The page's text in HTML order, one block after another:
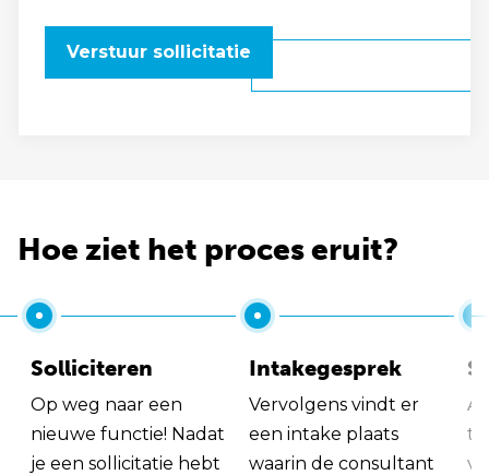
Verstuur sollicitatie
Hoe ziet het proces eruit?
Solliciteren
Op weg naar een
nieuwe functie! Nadat
je een sollicitatie hebt
Intakegesprek
Vervolgens vindt er
een intake plaats
waarin de consultant